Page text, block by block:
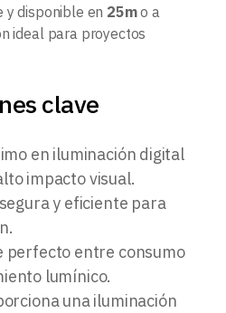
y disponible en 25mo a
ideal para proyectos
clave
en iluminación digital
impacto visual.
y eficiente para
perfecto entre consumo
lumínico.
una iluminación